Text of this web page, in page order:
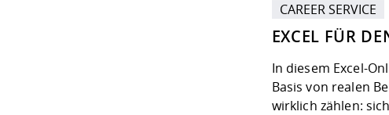
EXCEL FÜR
CAREER SERVICE
In diesem Excel-
Basis von realen
wirklich zählen: